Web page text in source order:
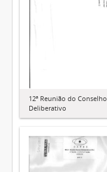
12ª Reunião do Conselho
Deliberativo